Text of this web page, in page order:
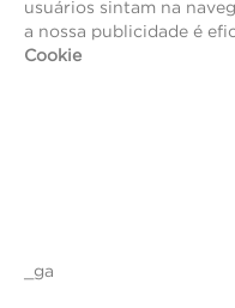
usuários sintam na
a nossa publicidade é
Cookie
_ga